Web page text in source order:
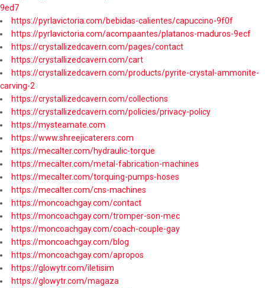
9ed7
https://pyrlavictoria.com/bebidas-calientes/capuccino-9f0f
https://pyrlavictoria.com/acompaantes/platanos-maduros-9ecf
https://crystallizedcavern.com/pages/contact
https://crystallizedcavern.com/cart
https://crystallizedcavern.com/products/pyrite-crystal-ammonite-
carving-2
https://crystallizedcavern.com/collections
https://crystallizedcavern.com/policies/privacy-policy
https://mysteamate.com
https://www.shreejicaterers.com
https://mecalter.com/hydraulic-torque
https://mecalter.com/metal-fabrication-machines
https://mecalter.com/torquing-pumps-hoses
https://mecalter.com/cns-machines
https://moncoachgay.com/contact
https://moncoachgay.com/tromper-son-mec
https://moncoachgay.com/coach-couple-gay
https://moncoachgay.com/blog
https://moncoachgay.com/apropos
https://glowytr.com/iletisim
https://glowytr.com/magaza